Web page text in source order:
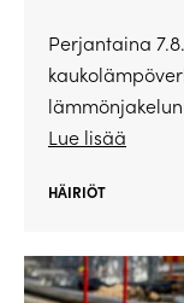
Perjantaina
lämmönjakelun
Lue lisää
HÄIRIÖT